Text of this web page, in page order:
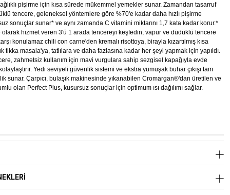
pişirme için kısa sürede mükemmel yemekler sunar. Zamandan tasarruf
tencere, geleneksel yöntemlere göre %70'e kadar daha hızlı pişirme
sonuçlar sunar* ve aynı zamanda C vitamini miktarını 1,7 kata kadar korur.*
hizmet veren 3'ü 1 arada tencereyi keşfedin, vapur ve düdüklü tencere
konulamaz chili con carne'den kremalı risottoya, birayla kızartılmış kısa
tikka masala'ya, tatlılara ve daha fazlasına kadar her şeyi yapmak için yapıldı.
zahmetsiz kullanım için mavi vurgulara sahip sezgisel kapağıyla evde
Yedi seviyeli güvenlik sistemi ve ekstra yumuşak buhar çıkışı tam
sunar. Çarpıcı, bulaşık makinesinde yıkanabilen Cromargan®'dan üretilen ve
olan Perfect Plus, kusursuz sonuçlar için optimum ısı dağılımı sağlar.